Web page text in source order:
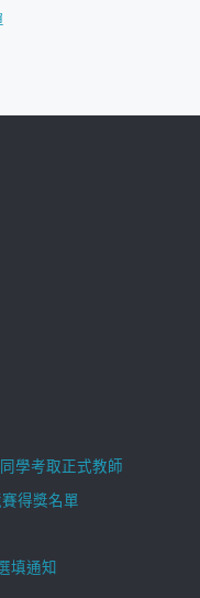
學考取正式教師
得獎名單
填通知